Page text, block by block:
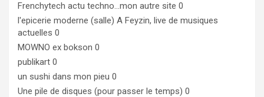
Frenchytech actu techno…mon autre site 0
l'epicerie moderne (salle) A Feyzin, live de musiques
actuelles 0
MOWNO ex bokson 0
publikart 0
un sushi dans mon pieu 0
Une pile de disques (pour passer le temps) 0